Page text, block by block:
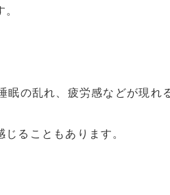
の乱れ、疲労感などが現れ
ることもあります。